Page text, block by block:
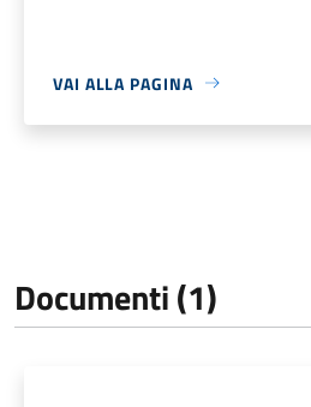
VAI ALLA PAGINA
Documenti (1)